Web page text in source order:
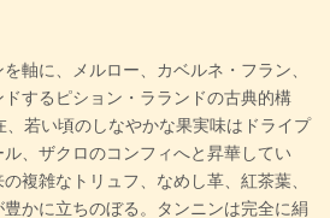
軸に、メルロー、カベルネ・フラン、
するピション・ラランドの古典的構
若い頃のしなやかな果実味はドライプ
、ザクロのコンフィへと昇華してい
複雑なトリュフ、なめし革、紅茶葉、
かに立ちのぼる。タンニンは完全に絹